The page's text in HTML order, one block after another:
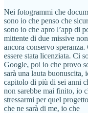
Nei fotogrammi che
sono io che penso che
sono io che apro l’app di
mittente di due missive
ancora conservo
essere stata licenziata. Ci
Google, poi io che provo
sarà una lauta buonuscita,
capitolo di più di sei anni
non sarebbe mai finito, io
stressarmi per quel
che ne sarà di me, io che